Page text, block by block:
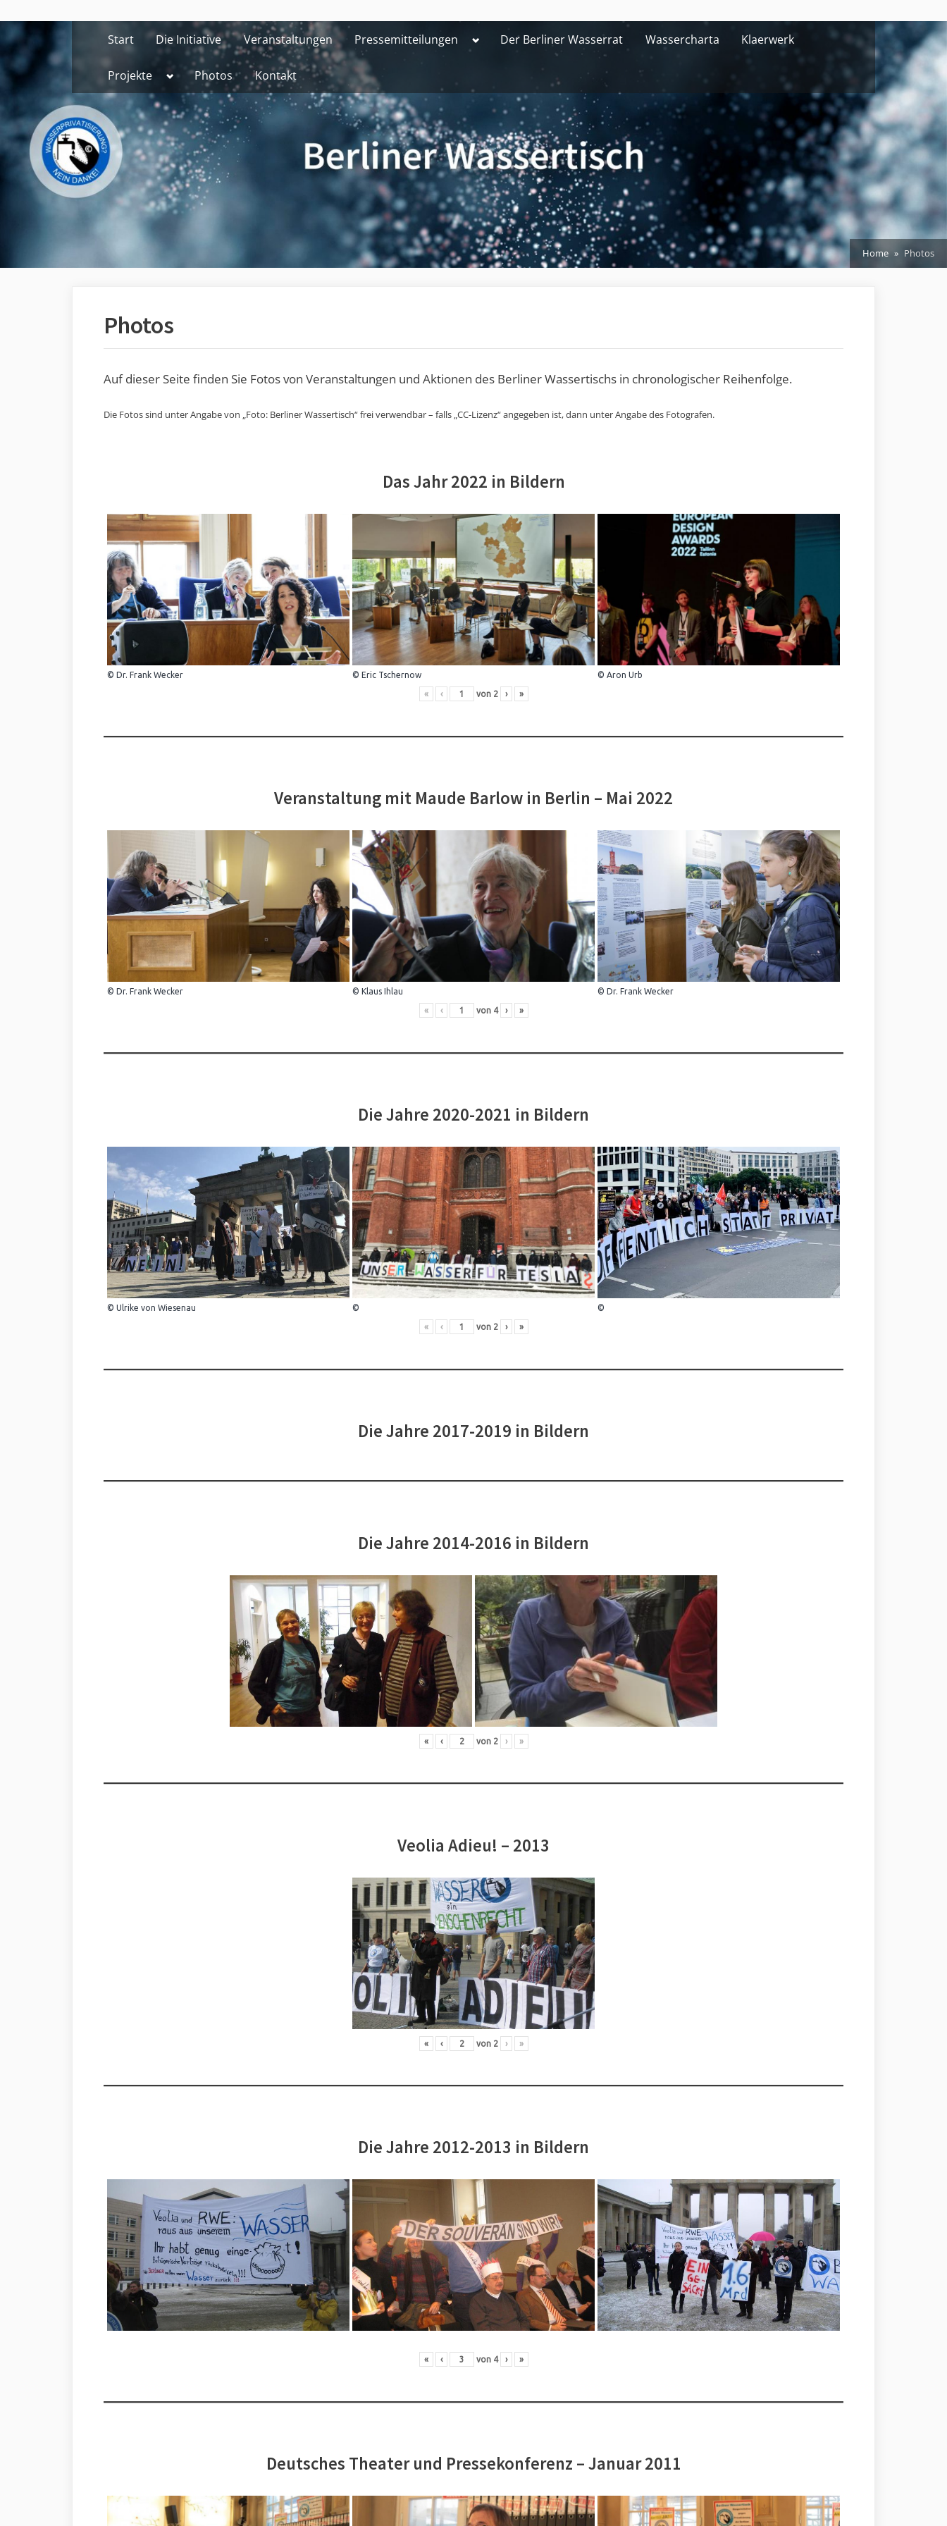
to
content
Start Die Initiative Veranstaltungen Pressemitteilungen ToggleDer Berliner Wasserrat Wassercharta Klaerwerk
Projekte Toggle
menu
Photos Kontakt
Home Photos
Photos
Auf dieser Seite finden Sie Fotos von Veranstaltungen und Aktionen des Berliner Wassertischs in chronologischer Reihenfolge.
Die Fotos sind unter Angabe von „Foto: Berliner Wassertisch“ frei verwendbar – falls „CC-Lizenz“ angegeben ist, dann unter Angabe des Fotografen.
Das Jahr 2022 in Bildern
© Dr. Frank Wecker © Eric Tschernow © Aron Urb
« ‹ von 2 › »
Veranstaltung mit Maude Barlow in Berlin – Mai 2022
© Dr. Frank Wecker © Klaus Ihlau © Dr. Frank Wecker
« ‹ von 4 › »
Die Jahre 2020-2021 in Bildern
© Ulrike von Wiesenau © ©
« ‹ von 2 › »
Die Jahre 2017-2019 in Bildern
Die Jahre 2014-2016 in Bildern
« ‹ von 2 › »
Veolia Adieu! – 2013
« ‹ von 2 › »
Die Jahre 2012-2013 in Bildern
« ‹ von 4 › »
Deutsches Theater und Pressekonferenz – Januar 2011